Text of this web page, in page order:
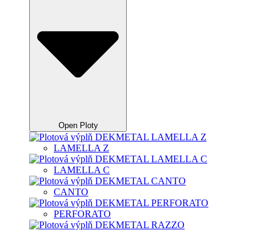
Open Ploty
LAMELLA Z
LAMELLA C
CANTO
PERFORATO